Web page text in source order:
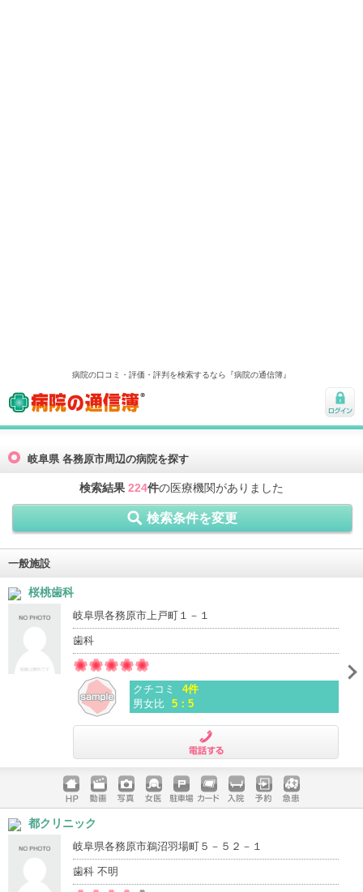
病院の口コミ・評価・評判を検索するなら『病院の通信簿』
病院の通信簿
ログ
岐阜県 各務原市周辺の病院を探す
検索結果 224件の医療機関がありました
検索条件を変更
一般施設
桜桃歯科
岐阜県各務原市上戸町１－１
歯科
クチコミ
4件
男女比 5：5
ホームペ
ージ
動画 写真 女医 駐車場
クレジッ
入院 予約 急患
都クリニック
岐阜県各務原市鵜沼羽場町５－５２－１
歯科 不明